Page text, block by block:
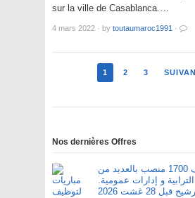
sur la ville de Casablanca.…
4 mars 2022 · by toutaumaroc1991 ·
1 2 3
Nos dernières Offres
مباريات لتوظيف 1700 منصب بالعديد من
و إدارات عمومية.
قبل 28 غشت 2026